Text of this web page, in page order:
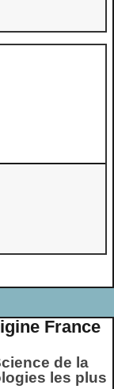
France
de la
les plus